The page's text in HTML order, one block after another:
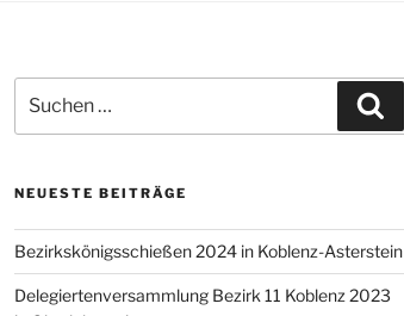
nach:
NEUESTE BEITRÄGE
Bezirkskönigsschießen 2024 in Koblenz-Asterstein
Delegiertenversammlung Bezirk 11 Koblenz 2023